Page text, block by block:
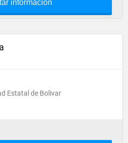
información
Estatal de Bolivar